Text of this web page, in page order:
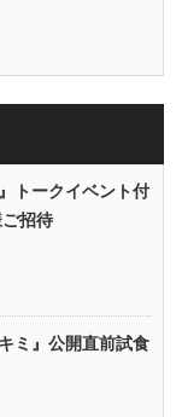
トークイベント付
招待
ミ』公開直前試食